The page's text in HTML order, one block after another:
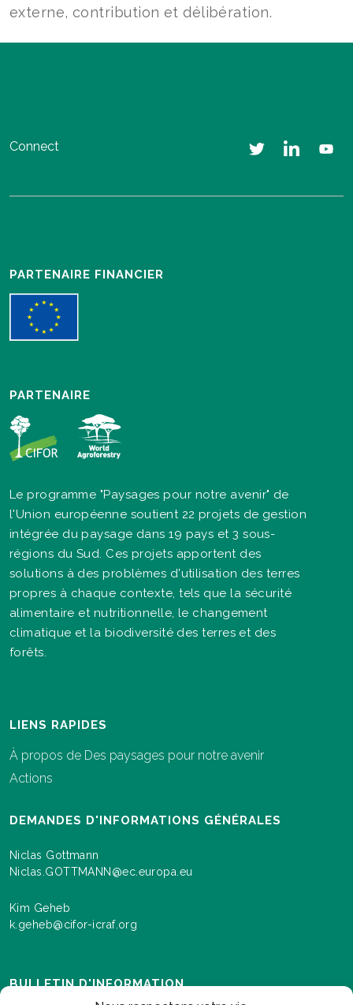
externe, contribution et délibération.
Connect
PARTENAIRE FINANCIER
PARTENAIRE
Le programme "Paysages pour notre avenir" de
l'Union européenne soutient 22 projets de gestion
intégrée du paysage dans 19 pays et 3 sous-
régions du Sud. Ces projets apportent des
solutions à des problèmes d'utilisation des terres
propres à chaque contexte, tels que la sécurité
alimentaire et nutritionnelle, le changement
climatique et la biodiversité des terres et des
forêts.
LIENS RAPIDES
À propos de Des paysages pour notre avenir
Actions
DEMANDES D'INFORMATIONS GÉNÉRALES
Niclas Gottmann
Niclas.GOTTMANN@ec.europa.eu
Kim Geheb
k.geheb@cifor-icraf.org
BULLETIN D'INFORMATION